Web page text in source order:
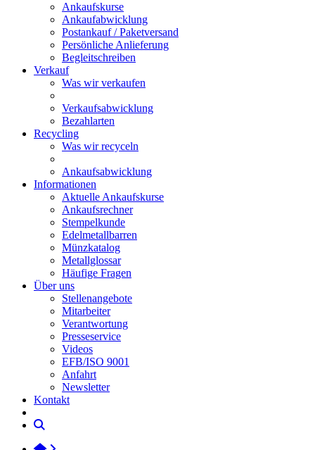
Ankaufskurse
Ankaufabwicklung
Postankauf / Paketversand
Persönliche Anlieferung
Begleitschreiben
Verkauf
Was wir verkaufen
Verkaufsabwicklung
Bezahlarten
Recycling
Was wir recyceln
Ankaufsabwicklung
Informationen
Aktuelle Ankaufskurse
Ankaufsrechner
Stempelkunde
Edelmetallbarren
Münzkatalog
Metallglossar
Häufige Fragen
Über uns
Stellenangebote
Mitarbeiter
Verantwortung
Presseservice
Videos
EFB/ISO 9001
Anfahrt
Newsletter
Kontakt